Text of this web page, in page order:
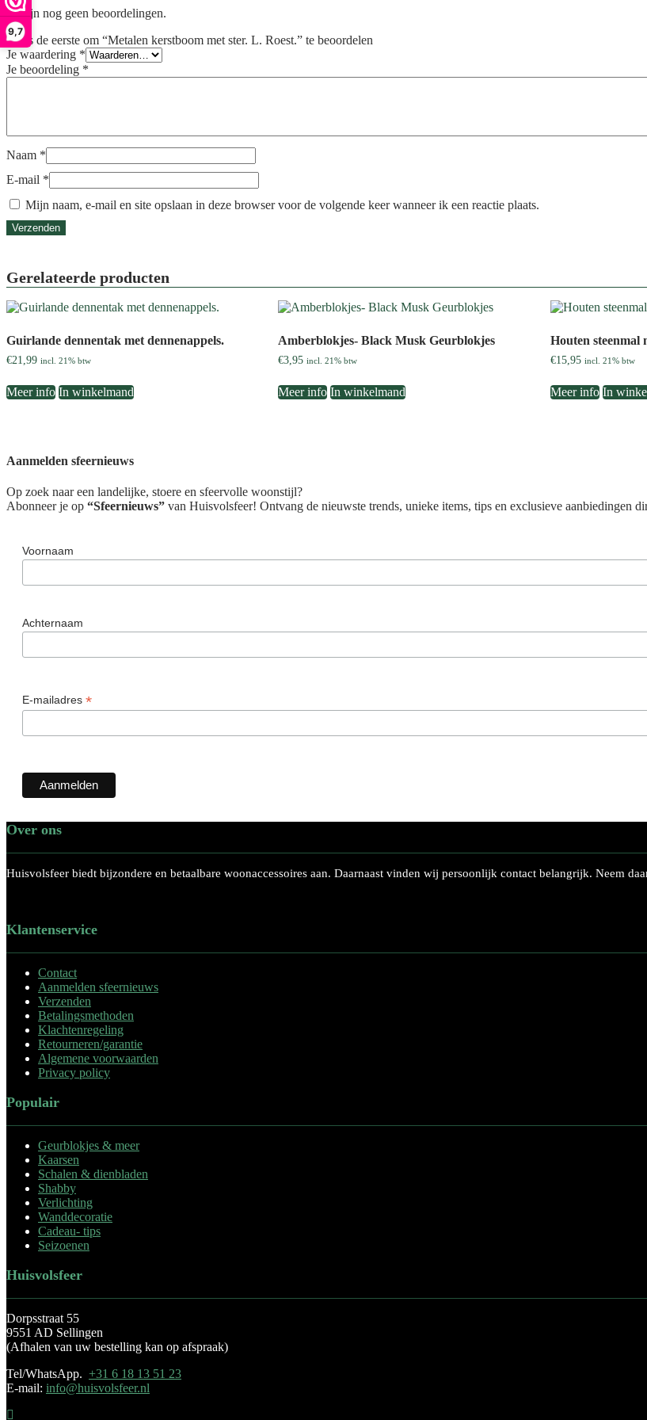
9,7
Er zijn nog geen beoordelingen.
Wees de eerste om “Metalen kerstboom met ster. L. Roest.” te beoordelen
Je waardering *
Je beoordeling *
Naam *
E-mail *
Mijn naam, e-mail en site opslaan in deze browser voor de volgende keer wanneer ik een reactie plaats.
Gerelateerde producten
Guirlande dennentak met dennenappels.
€21,99 incl. 21% btw
Meer info In winkelmand
Amberblokjes- Black Musk Geurblokjes
€3,95 incl. 21% btw
Meer info In winkelmand
Houten steenmal
€15,95 incl. 21% btw
Meer info In
Aanmelden sfeernieuws
Op zoek naar een landelijke, stoere en sfeervolle woonstijl?
Abonneer je op “Sfeernieuws” van Huisvolsfeer! Ontvang de nieuwste trends, unieke items, tips en exclusieve aanbiedingen
Voornaam
Achternaam
E-mailadres *
Over ons
Huisvolsfeer biedt bijzondere en betaalbare woonaccessoires aan. Daarnaast vinden wij persoonlijk contact belangrijk. Neem
Klantenservice
Contact
Aanmelden sfeernieuws
Verzenden
Betalingsmethoden
Klachtenregeling
Retourneren/garantie
Algemene voorwaarden
Privacy policy
Populair
Geurblokjes & meer
Kaarsen
Schalen & dienbladen
Shabby
Verlichting
Wanddecoratie
Cadeau- tips
Seizoenen
Huisvolsfeer
Dorpsstraat 55
9551 AD Sellingen
(Afhalen van uw bestelling kan op afspraak)
Tel/WhatsApp. +31 6 18 13 51 23
E-mail: info@huisvolsfeer.nl